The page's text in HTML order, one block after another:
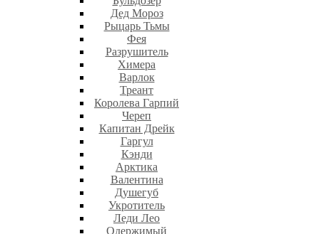
Дед Мороз
Рыцарь Тьмы
Фея
Разрушитель
Химера
Варлок
Треант
Королева Гарпий
Череп
Капитан Дрейк
Гаргул
Кэнди
Арктика
Валентина
Душегуб
Укротитель
Леди Лео
Одержимый